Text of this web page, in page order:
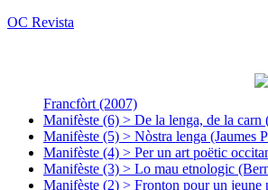
OC Revista
Francfòrt (2007)
Manifèste (6) > De la lenga, de la carn
Manifèste (5) > Nòstra lenga (Jaumes
Manifèste (4) > Per un art poëtic
Manifèste (3) > Lo mau etnologic
Manifèste (2) > Fronton pour un jeune